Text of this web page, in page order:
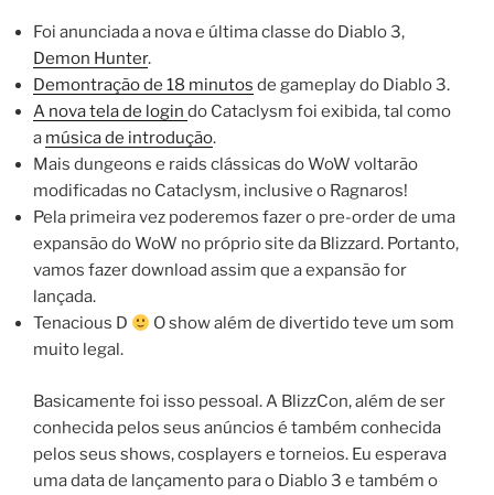
Foi anunciada a nova e última classe do Diablo 3,
Demon Hunter.
Demontração de 18 minutos de gameplay do Diablo 3.
A nova tela de login do Cataclysm foi exibida, tal como
a música de introdução.
Mais dungeons e raids clássicas do WoW voltarão
modificadas no Cataclysm, inclusive o Ragnaros!
Pela primeira vez poderemos fazer o pre-order de uma
expansão do WoW no próprio site da Blizzard. Portanto,
vamos fazer download assim que a expansão for
lançada.
Tenacious D
O show além de divertido teve um som
muito legal.
Basicamente foi isso pessoal. A BlizzCon, além de ser
conhecida pelos seus anúncios é também conhecida
pelos seus shows, cosplayers e torneios. Eu esperava
uma data de lançamento para o Diablo 3 e também o